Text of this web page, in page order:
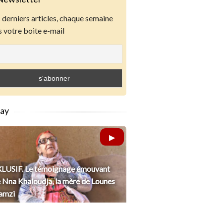
derniers articles, chaque semaine
votre boite e-mail
Le témoignage émouvant
Nna Khaloudja, la mère de Lounes